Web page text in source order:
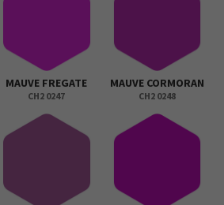
MAUVE FREGATE
CH2 0247
MAUVE CORMORAN
CH2 0248